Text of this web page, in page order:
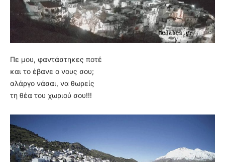
Πε μου, φαντάστηκες ποτέ
και το έβανε ο νους σου;
αλάργο νάσαι, να θωρείς
τη θέα του χωριού σου!!!